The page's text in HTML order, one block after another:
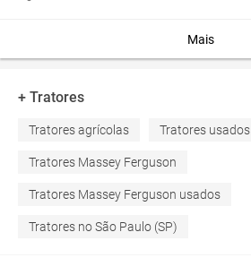
Mais
+ Tratores
Tratores agrícolas Tratores usados
Tratores Massey Ferguson
Tratores Massey Ferguson usados
Tratores no São Paulo (SP)